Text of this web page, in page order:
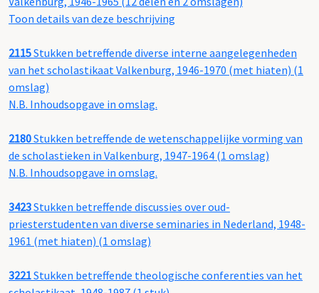
Toon details van deze beschrijving
2115Stukken betreffende diverse interne aangelegenheden
van het scholastikaat Valkenburg, 1946-1970 (met hiaten) (1
omslag)
N.B. Inhoudsopgave in omslag.
2180Stukken betreffende de wetenschappelijke vorming van
de scholastieken in Valkenburg, 1947-1964 (1 omslag)
N.B. Inhoudsopgave in omslag.
3423Stukken betreffende discussies over oud-
priesterstudenten van diverse seminaries in Nederland, 1948-
1961 (met hiaten) (1 omslag)
3221Stukken betreffende theologische conferenties van het